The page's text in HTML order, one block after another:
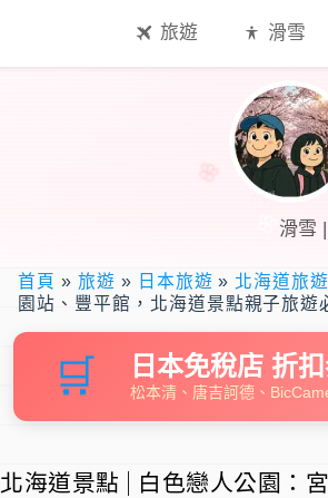
滑雪
旅遊 滑雪
首頁 » 旅遊 » 日本旅遊 » 北海道旅遊
園站、豐平館，北海道景點親子旅遊
🛒 日本免稅店 折
松本清、唐吉訶德、
北海道景點 | 白色戀人公園：